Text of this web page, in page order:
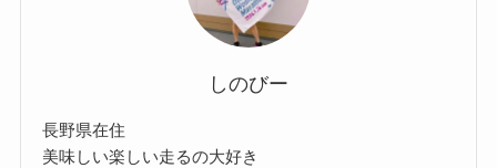
しのびー
長野県在住
美味しい楽しい走るの大好き